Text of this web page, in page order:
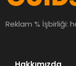
MAGAZIN
Reklam % İşbirliği: